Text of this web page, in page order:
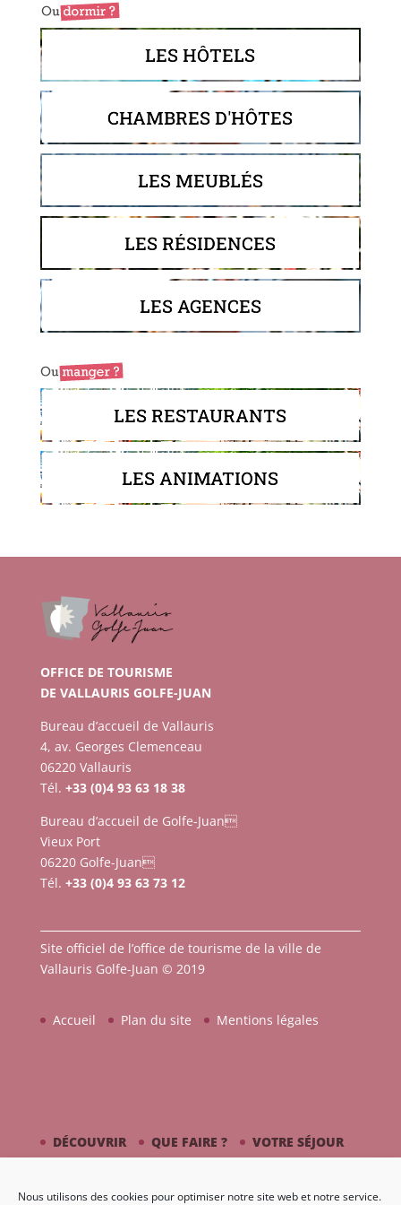
Nous utilisons des cookies pour optimiser notre site web et notre service.
LES HÔTELS
CHAMBRES D'HÔTES
LES MEUBLÉS
LES RÉSIDENCES
LES AGENCES
LES RESTAURANTS
LES ANIMATIONS
OFFICE DE TOURISME
DE VALLAURIS GOLFE-JUAN
Bureau d’accueil de Vallauris
4, av. Georges Clemenceau
06220 Vallauris
Tél. +33 (0)4 93 63 18 38
Bureau d’accueil de Golfe-Juan
Vieux Port
06220 Golfe-Juan
Tél. +33 (0)4 93 63 73 12
Site officiel de l’office de tourisme de la ville de
Vallauris Golfe-Juan © 2019
Accueil Plan du site Mentions légales
DÉCOUVRIR QUE FAIRE ?
VOTRE SÉJOUR